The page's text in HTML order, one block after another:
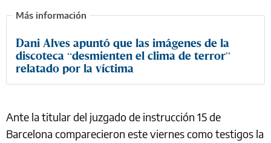
Dani Alves apuntó que las imágenes de la
discoteca “desmienten el clima de terror”
relatado por la víctima
Ante la titular del juzgado de instrucción 15 de
Barcelona comparecieron este viernes como testigos la